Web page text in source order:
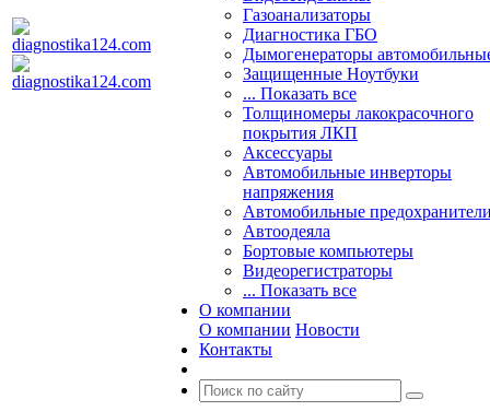
Газоанализаторы
Диагностика ГБО
Дымогенераторы
Защищенные Ноутбуки
... Показать все
Толщиномеры лакокрасочного
покрытия ЛКП
Аксессуары
Автомобильные инверторы
напряжения
Автомобильные
Автоодеяла
Бортовые компьютеры
Видеорегистраторы
... Показать все
О компании
О компании Новости
Контакты